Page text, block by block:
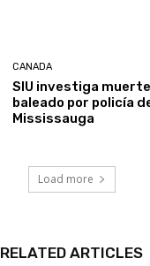
CANADA
SIU investiga
baleado por policía
Mississauga
Load more
RELATED ARTICLES